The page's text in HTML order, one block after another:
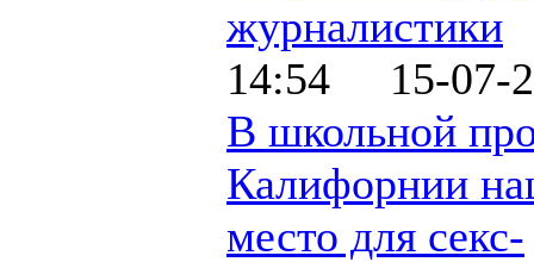
журналистики
14:54 15-07-
В школьной
Калифорнии
место для секс-